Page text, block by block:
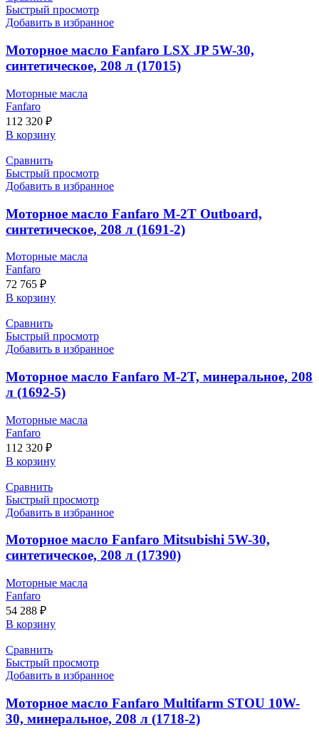
Быстрый просмотр
Добавить в избранное
Моторное масло Fanfaro LSX JP 5W-30,
синтетическое, 208 л (17015)
Моторные масла
Fanfaro
112 320 ₽
В корзину
Сравнить
Быстрый просмотр
Добавить в избранное
Моторное масло Fanfaro M-2T Outboard,
синтетическое, 208 л (1691-2)
Моторные масла
Fanfaro
72 765 ₽
В корзину
Сравнить
Быстрый просмотр
Добавить в избранное
Моторное масло Fanfaro M-2T, минеральное, 208
л (1692-5)
Моторные масла
Fanfaro
112 320 ₽
В корзину
Сравнить
Быстрый просмотр
Добавить в избранное
Моторное масло Fanfaro Mitsubishi 5W-30,
синтетическое, 208 л (17390)
Моторные масла
Fanfaro
54 288 ₽
В корзину
Сравнить
Быстрый просмотр
Добавить в избранное
Моторное масло Fanfaro Multifarm STOU 10W-
30, минеральное, 208 л (1718-2)